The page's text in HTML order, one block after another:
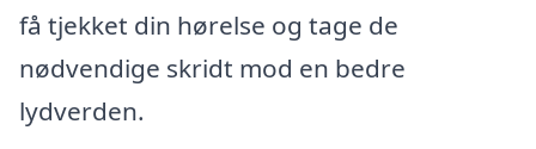
få tjekket din hørelse og tage de
nødvendige skridt mod en bedre
lydverden.